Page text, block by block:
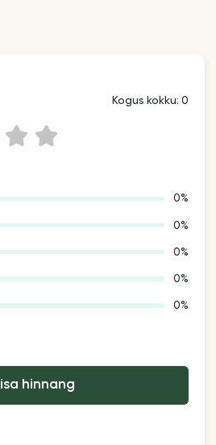
Kogus kokku: 0
5
4
0%
0%
0%
0%
0%
lisa hinnang